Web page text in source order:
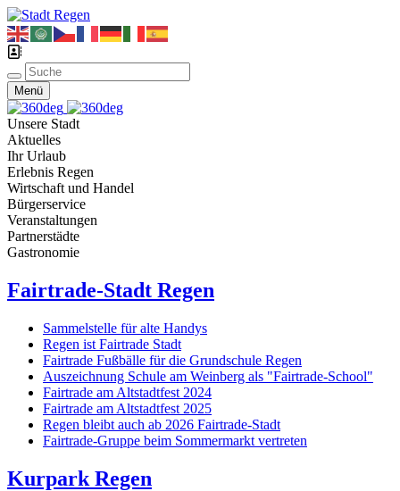
Menü
Unsere Stadt
Aktuelles
Ihr Urlaub
Erlebnis Regen
Wirtschaft und Handel
Bürgerservice
Veranstaltungen
Partnerstädte
Gastronomie
Fairtrade-Stadt Regen
Sammelstelle für alte Handys
Regen ist Fairtrade Stadt
Fairtrade Fußbälle für die Grundschule Regen
Auszeichnung Schule am Weinberg als "Fairtrade-School"
Fairtrade am Altstadtfest 2024
Fairtrade am Altstadtfest 2025
Regen bleibt auch ab 2026 Fairtrade-Stadt
Fairtrade-Gruppe beim Sommermarkt vertreten
Kurpark Regen